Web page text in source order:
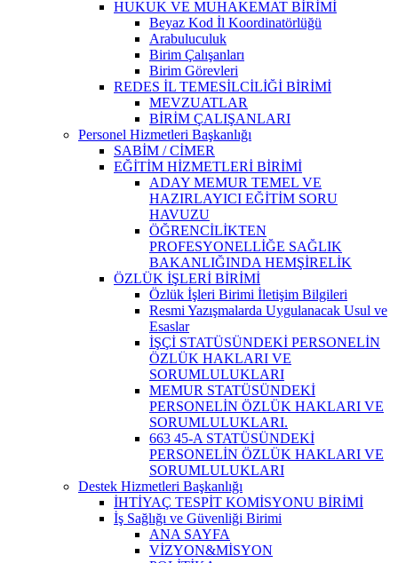
HUKUK VE MUHAKEMAT BİRİMİ
Beyaz Kod İl Koordinatörlüğü
Arabuluculuk
Birim Çalışanları
Birim Görevleri
REDES İL TEMESİLCİLİĞİ BİRİMİ
MEVZUATLAR
BİRİM ÇALIŞANLARI
Personel Hizmetleri Başkanlığı
SABİM / CİMER
EĞİTİM HİZMETLERİ BİRİMİ
ADAY MEMUR TEMEL VE
HAZIRLAYICI EĞİTİM SORU
HAVUZU
ÖĞRENCİLİKTEN
PROFESYONELLİĞE SAĞLIK
BAKANLIĞINDA HEMŞİRELİK
ÖZLÜK İŞLERİ BİRİMİ
Özlük İşleri Birimi İletişim Bilgileri
Resmi Yazışmalarda Uygulanacak Usul ve
Esaslar
İŞÇİ STATÜSÜNDEKİ PERSONELİN
ÖZLÜK HAKLARI VE
SORUMLULUKLARI
MEMUR STATÜSÜNDEKİ
PERSONELİN ÖZLÜK HAKLARI VE
SORUMLULUKLARI.
663 45-A STATÜSÜNDEKİ
PERSONELİN ÖZLÜK HAKLARI VE
SORUMLULUKLARI
Destek Hizmetleri Başkanlığı
İHTİYAÇ TESPİT KOMİSYONU BİRİMİ
İş Sağlığı ve Güvenliği Birimi
ANA SAYFA
VİZYON&MİSYON